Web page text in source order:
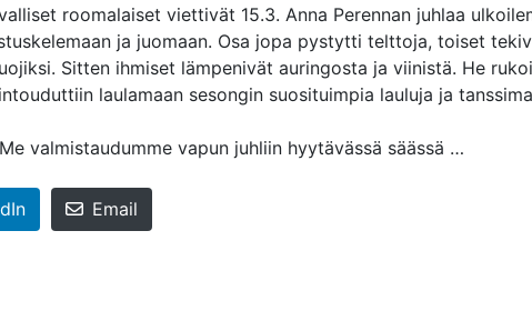
roomalaiset viettivät 15.3. Anna Perennan juhlaa
ja juomaan. Osa jopa pystytti telttoja, toiset
Sitten ihmiset lämpenivät auringosta ja viinistä. He
laulamaan sesongin suosituimpia lauluja ja
valmistaudumme vapun juhliin hyytävässä säässä …
Email